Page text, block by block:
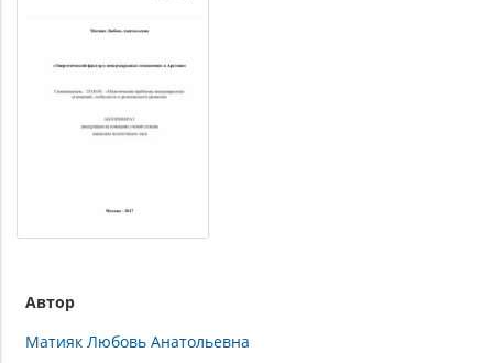
Автор
Матияк Любовь Анатольевна